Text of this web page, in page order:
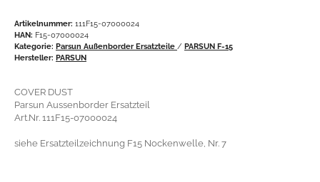
Artikelnummer: 111F15-07000024
HAN: F15-07000024
Kategorie: Parsun Außenborder Ersatzteile / PARSUN F-15
Hersteller: PARSUN
COVER DUST
Parsun Aussenborder Ersatzteil
Art.Nr. 111F15-07000024
siehe Ersatzteilzeichnung F15 Nockenwelle, Nr. 7